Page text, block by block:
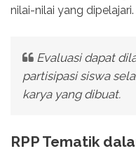
nilai-nilai yang dipelajari.
Evaluasi dapat
partisipasi siswa
karya yang dibuat.
RPP Tematik